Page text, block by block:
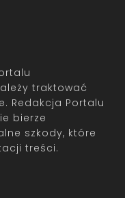
traktować
Redakcja Portalu
bierze
szkody, które
treści.